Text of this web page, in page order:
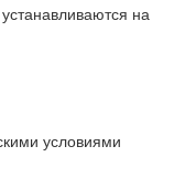
на
условиями